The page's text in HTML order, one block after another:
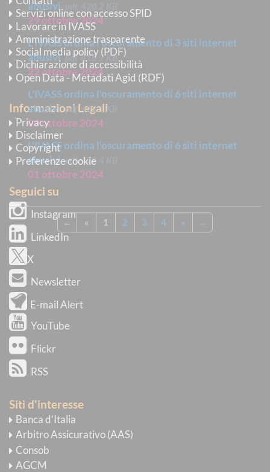
abusivi
29 ottobre 2024
L'IVASS ordina l'oscuramento di 3 siti internet
abusivi pdf 418.2 KB
22 ottobre 2024
L'IVASS ordina l'oscuramento di 6 siti internet
abusivi pdf 423.1 KB
09 ottobre 2024
L'IVASS ordina l'oscuramento di 6 siti internet
abusivi
pdf 420.4 KB
01 ottobre 2024
← « 1 2 3 4 » →
Servizi online con accesso SPID
Lavorare in IVASS
Amministrazione trasparente
Social media policy (PDF)
Dichiarazione di accessibilità
Open Data - Metadati Agid (RDF)
Informazioni Legali
Privacy
Disclaimer
Copyright
Preferenze cookie
Seguici su
Instagram
LinkedIn
X
Newsletter
E-mail Alert
YouTube
Flickr
RSS
Siti d'interesse
Banca d’Italia
Arbitro Assicurativo (AAS)
Consob
AGCM